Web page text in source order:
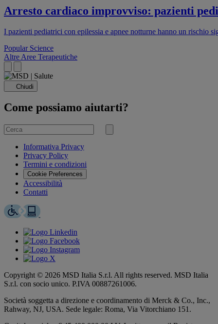
Arresto cardiaco improvviso: pazienti
I pazienti pediatrici con epilessia e apnee notturne hanno un
Popular Science
Altre Aree Terapeutiche
Chiudi
Come possiamo aiutarti?
Cerca
per
Invia
Informativa Privacy
Privacy Policy
Termini e condizioni
Cookie Preferences
Accessibilità
Contatti
Copyright © 2026 MSD Italia S.r.l. All rights reserved. MSD Italia
S.r.l. con socio unico. P.IVA 00887261006.
Società soggetta a direzione e coordinamento di Merck & Co., Inc.,
Rahway, NJ, USA. Sede legale: Roma, Via Vitorchiano 151.